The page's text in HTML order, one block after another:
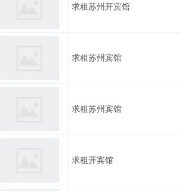
求租苏州开宾馆
求租苏州宾馆
求租苏州宾馆
求租开宾馆